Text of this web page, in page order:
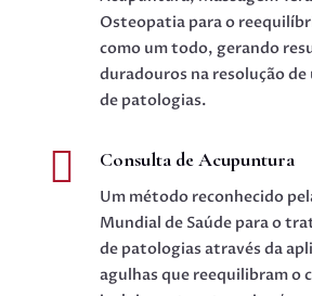
Osteopatia para o
como um todo, gerando
duradouros na resolução
de patologias.
 Consulta de Acupuntura
Um método reconhecido
Mundial de Saúde para o
de patologias através da
agulhas que reequilibram o